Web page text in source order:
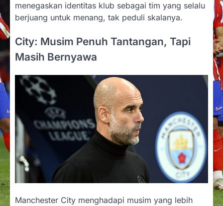
menegaskan identitas klub sebagai tim yang selalu
berjuang untuk menang, tak peduli skalanya.
City: Musim Penuh Tantangan, Tapi
Masih Bernyawa
Manchester City menghadapi musim yang lebih